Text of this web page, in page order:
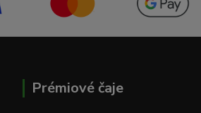
Prémiové čaje